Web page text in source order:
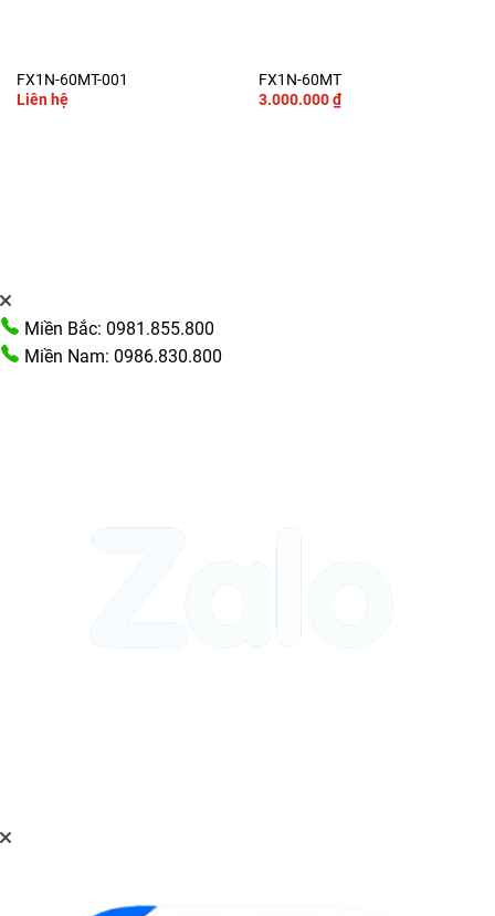
FX1N-60MT-001
Liên hệ
FX1N-60MT
3.000.000₫
Miền Bắc: 0981.855.800
Miền Nam: 0986.830.800